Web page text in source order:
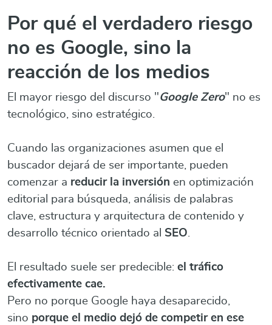
Por qué el verdadero riesgo
no es Google, sino la
reacción de los medios
El mayor riesgo del discurso "Google Zero" no es
tecnológico, sino estratégico.
Cuando las organizaciones asumen que el
buscador dejará de ser importante, pueden
comenzar a reducir la inversión en optimización
editorial para búsqueda, análisis de palabras
clave, estructura y arquitectura de contenido y
desarrollo técnico orientado al SEO.
El resultado suele ser predecible: el tráfico
efectivamente cae.
Pero no porque Google haya desaparecido,
sino porque el medio dejó de competir en ese